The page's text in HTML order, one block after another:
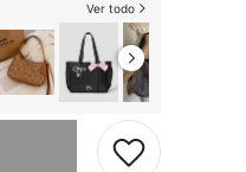
Ver todo